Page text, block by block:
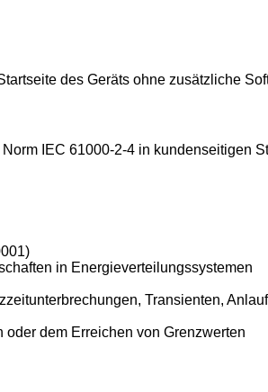
des Geräts ohne zusätzliche
IEC 61000-2-4 in kundenseitigen
in Energieverteilungssystemen
Transienten,
dem Erreichen von Grenzwerten